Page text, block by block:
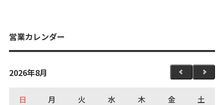
営業カレンダー
2026年8月
日 月 火 水 木 金 土